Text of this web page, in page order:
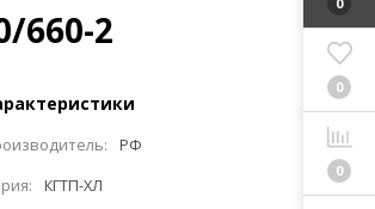
0
0
660-2
РФ
КГТП-ХЛ